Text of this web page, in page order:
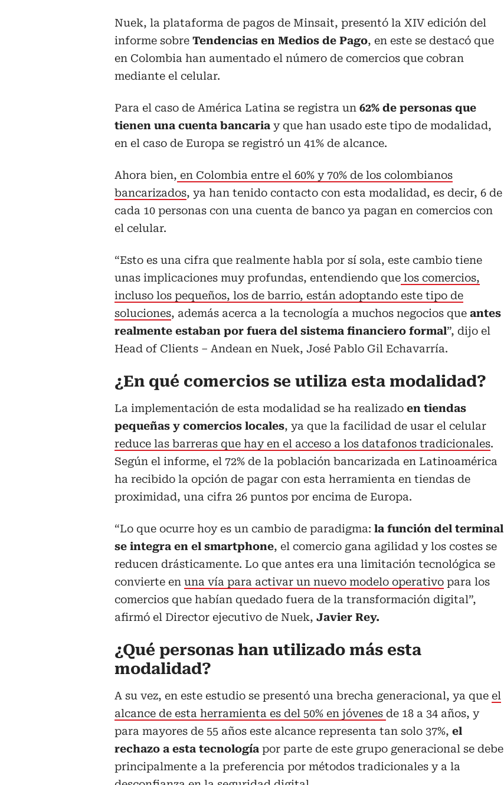
Nuek, la plataforma de pagos de Minsait, presentó la XIV edición del
informe sobre Tendencias en Medios de Pago, en este se destacó que
en Colombia han aumentado el número de comercios que cobran
mediante el celular.
Para el caso de América Latina se registra un 62% de personas que
tienen una cuenta bancaria y que han usado este tipo de modalidad,
en el caso de Europa se registró un 41% de alcance.
Ahora bien, en Colombia entre el 60% y 70% de los colombianos
bancarizados, ya han tenido contacto con esta modalidad, es decir, 6 de
cada 10 personas con una cuenta de banco ya pagan en comercios con
el celular.
“Esto es una cifra que realmente habla por sí sola, este cambio tiene
unas implicaciones muy profundas, entendiendo que los comercios,
incluso los pequeños, los de barrio, están adoptando este tipo de
soluciones, además acerca a la tecnología a muchos negocios que antes
realmente estaban por fuera del sistema financiero formal”, dijo el
Head of Clients – Andean en Nuek, José Pablo Gil Echavarría.
¿En qué comercios se utiliza esta modalidad?
La implementación de esta modalidad se ha realizado en tiendas
pequeñas y comercios locales, ya que la facilidad de usar el celular
reduce las barreras que hay en el acceso a los datafonos tradicionales.
Según el informe, el 72% de la población bancarizada en Latinoamérica
ha recibido la opción de pagar con esta herramienta en tiendas de
proximidad, una cifra 26 puntos por encima de Europa.
“Lo que ocurre hoy es un cambio de paradigma: la función del terminal
se integra en el smartphone, el comercio gana agilidad y los costes se
reducen drásticamente. Lo que antes era una limitación tecnológica se
convierte en una vía para activar un nuevo modelo operativo para los
comercios que habían quedado fuera de la transformación digital”,
afirmó el Director ejecutivo de Nuek, Javier Rey.
¿Qué personas han utilizado más esta
modalidad?
A su vez, en este estudio se presentó una brecha generacional, ya que el
alcance de esta herramienta es del 50% en jóvenes de 18 a 34 años, y
para mayores de 55 años este alcance representa tan solo 37%, el
rechazo a esta tecnología por parte de este grupo generacional se debe
principalmente a la preferencia por métodos tradicionales y a la